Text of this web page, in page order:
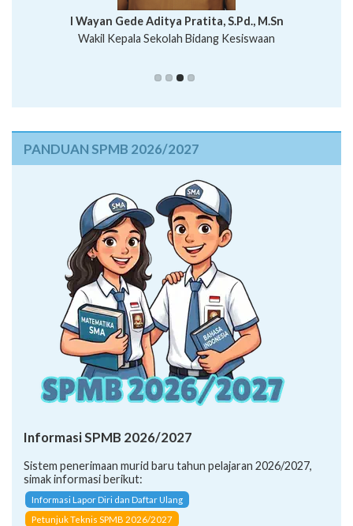
Putu Suhartana, S.Pd.
I Wayan Bawa Parmita, S.Pd
I Wayan Gede Aditya Pratita, S.Pd., M.Sn
Ni Wayan Nopi Sutantri, S.Pd.
PANDUAN SPMB 2026/2027
Informasi SPMB 2026/2027
Sistem penerimaan murid baru tahun pelajaran 2026/2027,
simak informasi berikut:
Informasi Lapor Diri dan Daftar Ulang
Petunjuk Teknis SPMB 2026/2027